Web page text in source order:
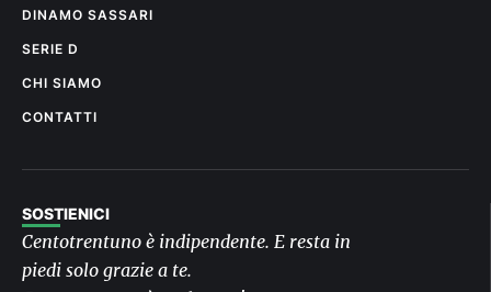
DINAMO SASSARI
SERIE D
CHI SIAMO
CONTATTI
SOSTIENICI
Centotrentuno è indipendente. E resta in
piedi solo grazie a te.